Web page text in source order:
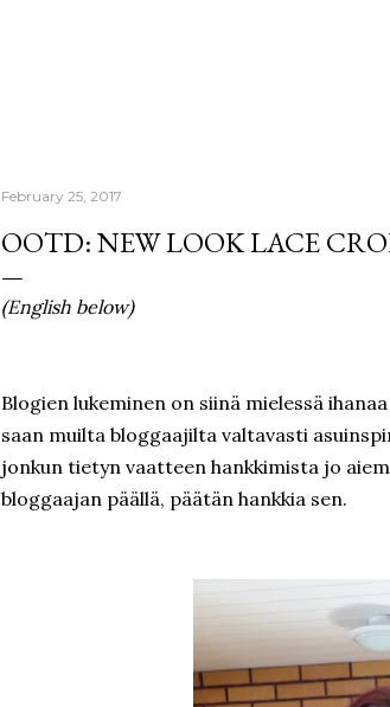
February 25, 2017
OOTD: NEW LOOK LACE
(English below)
Blogien lukeminen on siinä mielessä
saan muilta bloggaajilta valtavasti
jonkun tietyn vaatteen hankkimista jo
bloggaajan päällä, päätän hankkia sen.